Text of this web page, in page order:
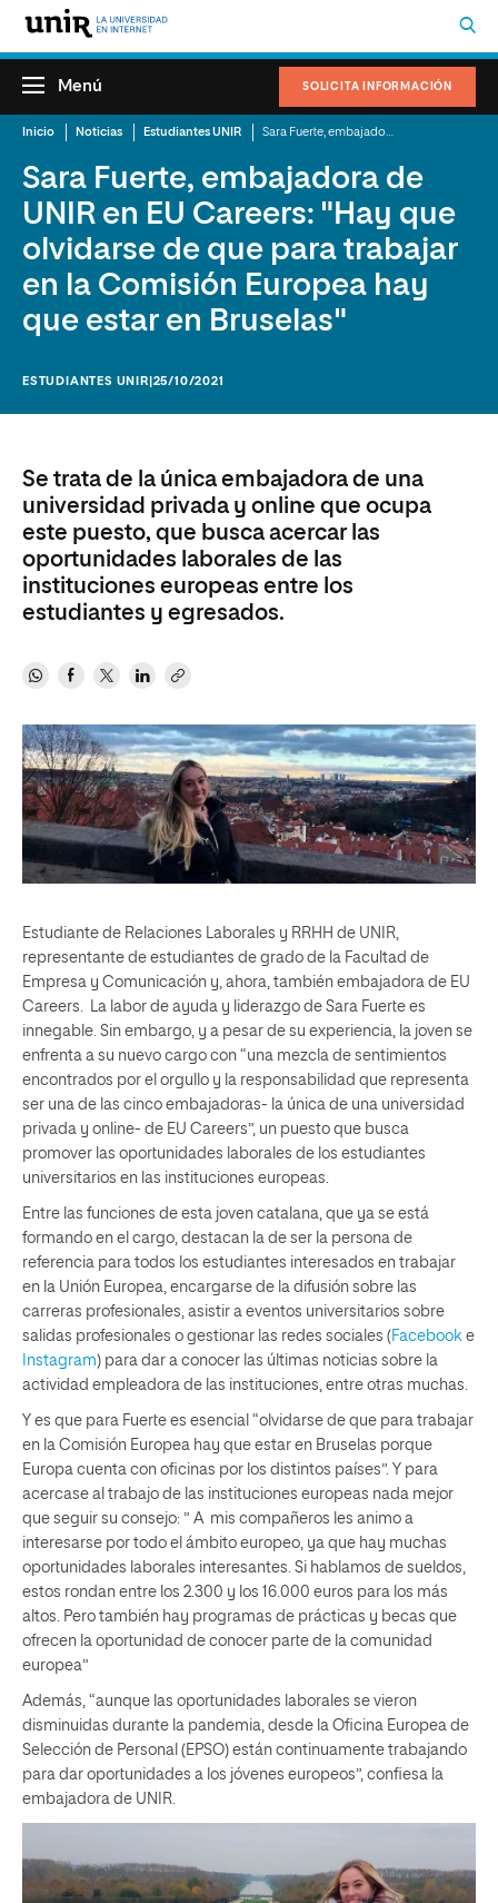
SOLICITA INFORMACIÓN
Menú
Inicio Noticias Estudiantes UNIR
Sara Fuerte, embajadora de
UNIR en EU Careers: "Hay que
olvidarse de que para trabajar
en la Comisión Europea hay
que estar en Bruselas"
ESTUDIANTES UNIR |25/10/2021
Se trata de la única embajadora de una
universidad privada y online que ocupa
este puesto, que busca acercar las
oportunidades laborales de las
instituciones europeas entre los
estudiantes y egresados.
Estudiante de Relaciones Laborales y RRHH de UNIR,
representante de estudiantes de grado de la Facultad de
Empresa y Comunicación y, ahora, también embajadora de EU
Careers. La labor de ayuda y liderazgo de Sara Fuerte es
innegable. Sin embargo, y a pesar de su experiencia, la joven se
enfrenta a su nuevo cargo con “una mezcla de sentimientos
encontrados por el orgullo y la responsabilidad que representa
ser una de las cinco embajadoras- la única de una universidad
privada y online- de EU Careers”, un puesto que busca
promover las oportunidades laborales de los estudiantes
universitarios en las instituciones europeas.
Entre las funciones de esta joven catalana, que ya se está
formando en el cargo, destacan la de ser la persona de
referencia para todos los estudiantes interesados en trabajar
en la Unión Europea, encargarse de la difusión sobre las
carreras profesionales, asistir a eventos universitarios sobre
salidas profesionales o gestionar las redes sociales (Facebook e
Instagram) para dar a conocer las últimas noticias sobre la
actividad empleadora de las instituciones, entre otras muchas.
Y es que para Fuerte es esencial “olvidarse de que para trabajar
en la Comisión Europea hay que estar en Bruselas porque
Europa cuenta con oficinas por los distintos países”. Y para
acercase al trabajo de las instituciones europeas nada mejor
que seguir su consejo: ” A mis compañeros les animo a
interesarse por todo el ámbito europeo, ya que hay muchas
oportunidades laborales interesantes. Si hablamos de sueldos,
estos rondan entre los 2.300 y los 16.000 euros para los más
altos. Pero también hay programas de prácticas y becas que
ofrecen la oportunidad de conocer parte de la comunidad
europea”
Además, “aunque las oportunidades laborales se vieron
disminuidas durante la pandemia, desde la Oficina Europea de
Selección de Personal (EPSO) están continuamente trabajando
para dar oportunidades a los jóvenes europeos”, confiesa la
embajadora de UNIR.